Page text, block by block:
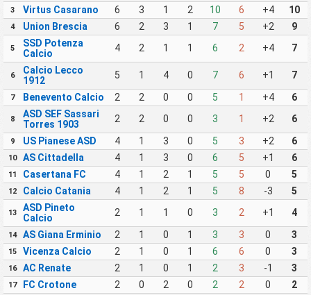
3 Virtus Casarano 6 3 1 2 10 6 +4 10
4 Union Brescia 6 2 3 1 7 5 +2 9
5
SSD Potenza
Calcio
4 2 1 1 6 2 +4 7
6
Calcio Lecco
1912
5 1 4 0 7 6 +1 7
7 Benevento Calcio 2 2 0 0 5 1 +4 6
8
ASD SEF Sassari
Torres 1903
2 2 0 0 3 1 +2 6
9 US Pianese ASD 4 1 3 0 5 3 +2 6
10 AS Cittadella 4 1 3 0 6 5 +1 6
11 Casertana FC 4 1 2 1 5 5 0 5
12 Calcio Catania 4 1 2 1 5 8 -3 5
13
ASD Pineto
Calcio
2 1 1 0 3 2 +1 4
14 AS Giana Erminio 2 1 0 1 3 3 0 3
15 Vicenza Calcio 2 1 0 1 6 6 0 3
16 AC Renate 2 1 0 1 2 3 -1 3
17 FC Crotone 2 0 2 0 2 2 0 2